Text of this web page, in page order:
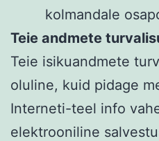
kolmandale
Teie andmete
Teie isikuandmete
oluline, kuid pidage
Interneti-teel info
elektrooniline